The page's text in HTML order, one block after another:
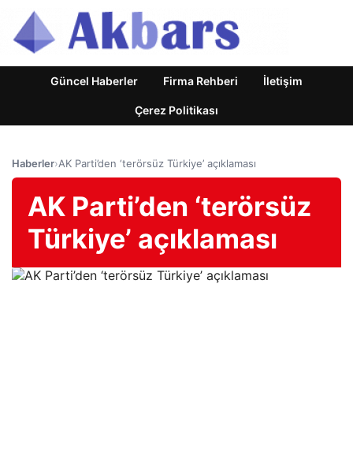
Güncel Haberler Firma Rehberi İletişim
Çerez Politikası
Haberler›AK Parti’den ‘terörsüz Türkiye’ açıklaması
AK Parti’den ‘terörsüz
Türkiye’ açıklaması